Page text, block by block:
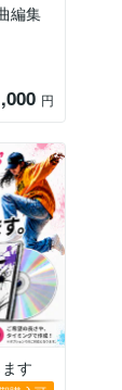
編集
円
す